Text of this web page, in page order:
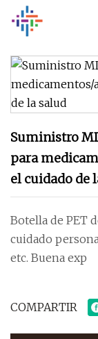
Suministro
para
el cuidado de
Botella de PET
cuidado
etc. Buena exp
COMPARTIR